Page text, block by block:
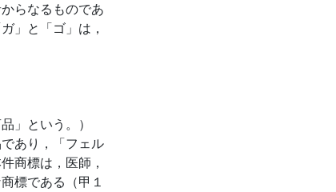
らなるものであ
」と「ゴ」は，
」という。）
あり，「フェル
商標は，医師，
標である（甲１